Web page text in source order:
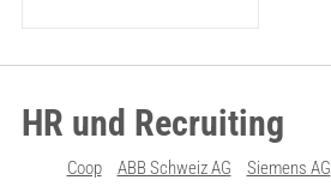
HR und Recruiting
Coop ABB Schweiz AG Siemens AG